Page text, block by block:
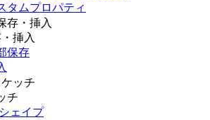
タムプロパティ
存・挿入
挿入
保存
ッチ
チ
ェイプ